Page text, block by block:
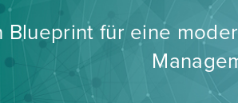
Nur durch das
verfügbaren
langfristige